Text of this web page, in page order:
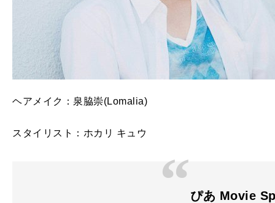
ヘアメイク：泉脇崇(Lomalia)
スタイリスト：ホカリ キュウ
ぴあ Movie